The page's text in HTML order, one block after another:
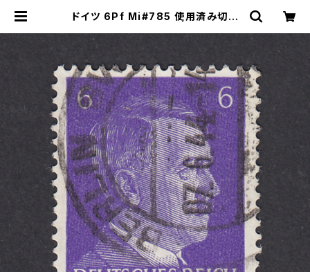
ドイツ 6Pf Mi#785 使用済み切手
ンプのネットショップ | Young Sta